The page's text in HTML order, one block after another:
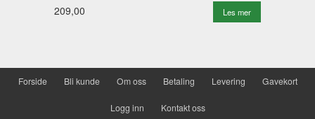
209,00 Les mer
Forside Bli kunde Om oss Betaling Levering Gavekort
Logg inn Kontakt oss